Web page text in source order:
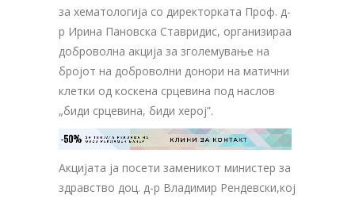
за хематологија со директорката Проф. д-
р Ирина Пановска Ставридис, организираа
доброволна акција за зголемување на
бројот на доброволни донори на матични
клетки од коскена срцевина под наслов
„биди срцевина, биди херој”.
-50% ЗА ТВОЈАТА РЕКЛАМА НА
ОВОЈ РЕКЛАМЕН БАНЕР КЛИНИ ЗА КОНТАКТ
Акцијата ја посети заменикот министер за
здравство доц. д-р Владимир Рендевски,кој